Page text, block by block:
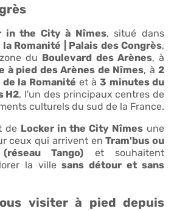
in the City à Nîmes, situé dans
Romanité | Palais des Congrès,
du Boulevard des Arènes, à
à pied des Arènes de Nîmes, à 2
la Romanité et à3 minutes du
H2, l'un des principaux centres de
culturels du sud de la France.
de Locker in the City Nîmes une
ceux qui arrivent enTram'bus ou
Tango) et souhaitent
la villesans détour et sans
visiter à pied depuis